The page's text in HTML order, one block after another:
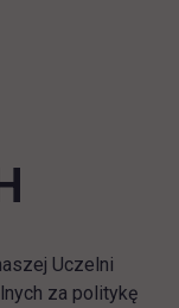
Uczelni
za politykę